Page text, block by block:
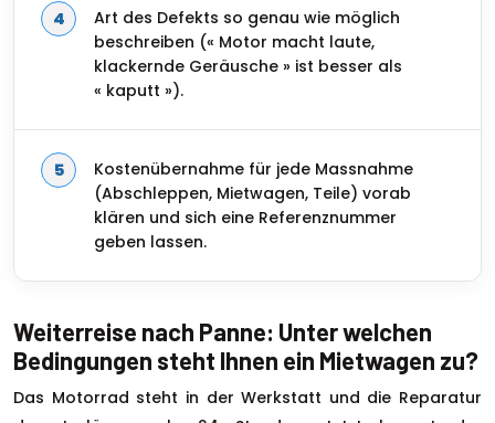
Art des Defekts so genau wie möglich
beschreiben (« Motor macht laute,
klackernde Geräusche » ist besser als
« kaputt »).
Kostenübernahme für jede Massnahme
(Abschleppen, Mietwagen, Teile) vorab
klären und sich eine Referenznummer
geben lassen.
Weiterreise nach Panne: Unter welchen
Bedingungen steht Ihnen ein Mietwagen zu?
Das Motorrad steht in der Werkstatt und die Reparatur